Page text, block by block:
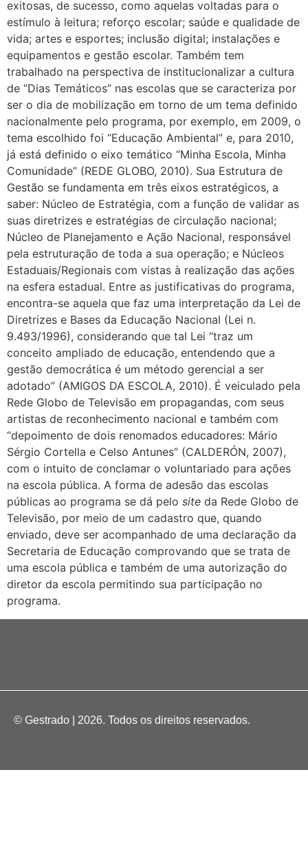
exitosas, de sucesso, como aquelas voltadas para o
estímulo à leitura; reforço escolar; saúde e qualidade de
vida; artes e esportes; inclusão digital; instalações e
equipamentos e gestão escolar. Também tem
trabalhado na perspectiva de institucionalizar a cultura
de “Dias Temáticos” nas escolas que se caracteriza por
ser o dia de mobilização em torno de um tema definido
nacionalmente pelo programa, por exemplo, em 2009, o
tema escolhido foi “Educação Ambiental” e, para 2010,
já está definido o eixo temático “Minha Escola, Minha
Comunidade” (REDE GLOBO, 2010). Sua Estrutura de
Gestão se fundamenta em três eixos estratégicos, a
saber: Núcleo de Estratégia, com a função de validar as
suas diretrizes e estratégias de circulação nacional;
Núcleo de Planejamento e Ação Nacional, responsável
pela estruturação de toda a sua operação; e Núcleos
Estaduais/Regionais com vistas à realização das ações
na esfera estadual. Entre as justificativas do programa,
encontra-se aquela que faz uma interpretação da Lei de
Diretrizes e Bases da Educação Nacional (Lei n.
9.493/1996), considerando que tal Lei “traz um
conceito ampliado de educação, entendendo que a
gestão democrática é um método gerencial a ser
adotado” (AMIGOS DA ESCOLA, 2010). É veiculado pela
Rede Globo de Televisão em propagandas, com seus
artistas de reconhecimento nacional e também com
“depoimento de dois renomados educadores: Mário
Sérgio Cortella e Celso Antunes” (CALDERÓN, 2007),
com o intuito de conclamar o voluntariado para ações
na escola pública. A forma de adesão das escolas
públicas ao programa se dá pelo site da Rede Globo de
Televisão, por meio de um cadastro que, quando
enviado, deve ser acompanhado de uma declaração da
Secretaria de Educação comprovando que se trata de
uma escola pública e também de uma autorização do
diretor da escola permitindo sua participação no
programa.
© Gestrado | 2026. Todos os direitos reservados.